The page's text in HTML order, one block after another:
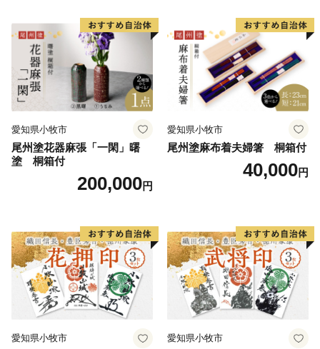
ふるさと納税」を通じ応援いただけますと幸いです。
ウイルス効果 お取り寄せ 愛
知県 小牧市 送料無料
抗ウイルス効果 お取り寄せ
愛知県 小牧市 送料無料
愛知県小牧市
尾州塗花器麻張「一閑」曙
塗 桐箱付
200,000円
愛知県小牧市
尾州塗麻布着夫婦箸 桐箱付
40,000円
愛知県小牧市 愛知県小牧市